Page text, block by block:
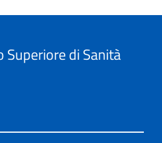
Superiore di Sanità